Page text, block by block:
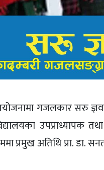
गजलकार सरु
उपप्राध्यापक
प्रमुख अतिथि प्रा.